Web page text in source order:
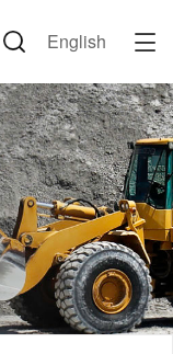

English